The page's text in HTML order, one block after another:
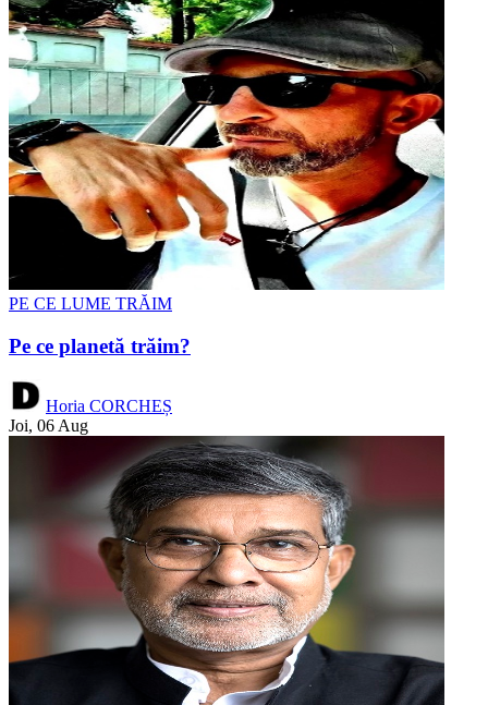
PE CE LUME TRĂIM
Pe ce planetă trăim?
Horia CORCHEȘ
Joi, 06 Aug